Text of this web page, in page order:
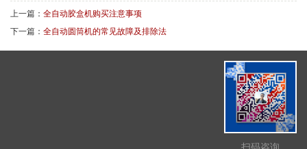
上一篇： 全自动胶盒机购买注意事项
下一篇： 全自动圆筒机的常见故障及排除法